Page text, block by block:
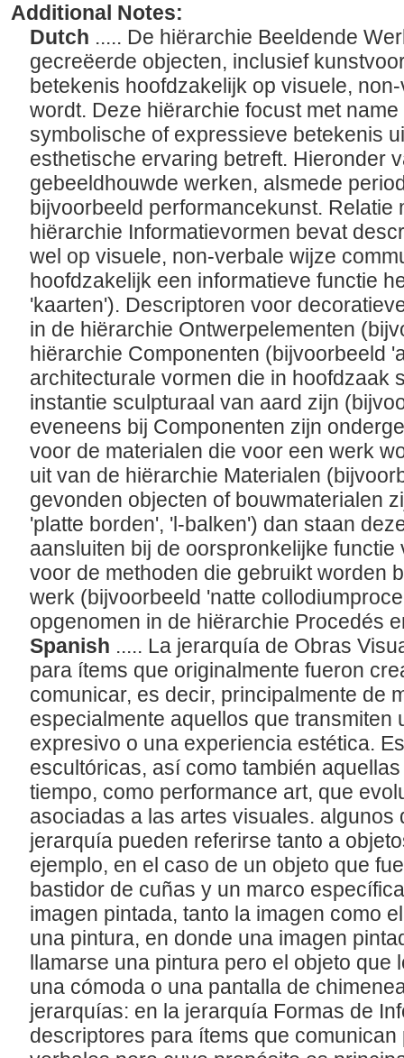
Additional Notes:
Dutch ..... De hiërarchie Beeldende
gecreëerde objecten, inclusief
betekenis hoofdzakelijk op visuele,
wordt. Deze hiërarchie focust met
symbolische of expressieve betekenis
esthetische ervaring betreft. Hieronder
gebeeldhouwde werken, alsmede
bijvoorbeeld performancekunst. Relatie
hiërarchie Informatievormen bevat
wel op visuele, non-verbale wijze
hoofdzakelijk een informatieve functie
'kaarten'). Descriptoren voor
in de hiërarchie Ontwerpelementen
hiërarchie Componenten (bijvoorbeeld
architecturale vormen die in hoofdzaak
instantie sculpturaal van aard zijn
eveneens bij Componenten zijn
voor de materialen die voor een werk
uit van de hiërarchie Materialen
gevonden objecten of bouwmaterialen
'platte borden', 'l-balken') dan staan
aansluiten bij de oorspronkelijke
voor de methoden die gebruikt worden
werk (bijvoorbeeld 'natte
opgenomen in de hiërarchie Procedés
Spanish ..... La jerarquía de Obras
para ítems que originalmente fueron
comunicar, es decir, principalmente de
especialmente aquellos que transmiten
expresivo o una experiencia estética.
escultóricas, así como también
tiempo, como performance art, que
asociadas a las artes visuales. algunos
jerarquía pueden referirse tanto a
ejemplo, en el caso de un objeto que
bastidor de cuñas y un marco
imagen pintada, tanto la imagen como
una pintura, en donde una imagen
llamarse una pintura pero el objeto que
una cómoda o una pantalla de
jerarquías: en la jerarquía Formas de
descriptores para ítems que